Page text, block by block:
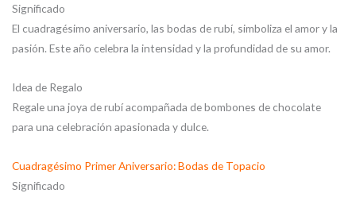
Significado
El cuadragésimo aniversario, las bodas de rubí, simboliza el amor y la
pasión. Este año celebra la intensidad y la profundidad de su amor.
Idea de Regalo
Regale una joya de rubí acompañada de bombones de chocolate
para una celebración apasionada y dulce.
Cuadragésimo Primer Aniversario: Bodas de Topacio
Significado